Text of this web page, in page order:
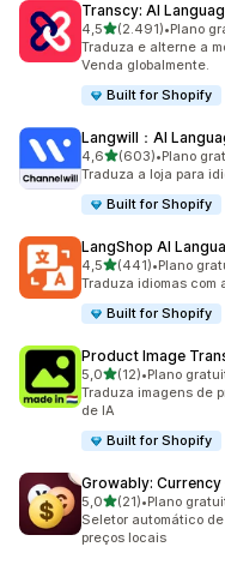
Transcy: AI
4,5de 5 estrelas
(2.491)
2491 avaliações ao
•Plano
Traduza e alterne a
Venda globalmente.
Built for Shopify
Langwill：AI
4,6de 5 estrelas
(603)
603 avaliações ao
•Plano
Traduza a loja para
Built for Shopify
LangShop AI
4,5de 5 estrelas
(441)
441 avaliações ao
•Plano
Traduza idiomas com
Built for Shopify
Product Image
5,0de 5 estrelas
(12)
12 avaliações ao todo
•Plano
Traduza imagens de
de IA
Built for Shopify
Growably:
5,0de 5 estrelas
(21)
21 avaliações ao todo
•Plano
Seletor automático
preços locais